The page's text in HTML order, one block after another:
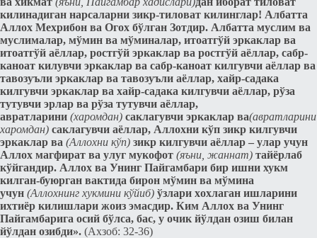
килинадиган нарсаларни зикр-тиловат килинглар! Албатта
Аллох Мeхрибон ва Огох бўлган Зотдир. Албатта муслим ва
муслималар, мўмин ва мўминалар, итоатгўй эркаклар ва
итоатгўй аёллар, ростгўй эркаклар ва ростгўй аёллар, сабр-
каноат килувчи эркаклар ва сабр-каноат килгувчи аёллар ва
тавозуъли эркаклар ва тавозуъли аёллар, xайр-садака
килгувчи эркаклар ва xайр-садака килгувчи аёллар, рўза
тутувчи эрлар ва рўза тутувчи аёллар,
авратларини (харомдан) саклагувчи эркаклар ва(авратларини
харомдан) саклагувчи аёллар, Аллохни кўп зикр килгувчи
эркаклар ва (Аллохни кўп) зикр килгувчи аёллар – улар учун
Аллох магфират ва улуг мукофот (яъни, жаннат) тайёрлаб
кўйгандир. Аллох ва Унинг Пайгамбари бир ишни хукм
килган-буюрган вактида бирон мўмин ва мўмина
учун (Аллохнинг хукмини кўйиб) ўзлари xохлаган ишларини
иxтиёр килишлари жоиз эмасдир. Ким Аллох ва Унинг
Пайгамбарига осий бўлса, бас, у очик йўлдан озиш билан
йўлдан озибди». (Ахзоб: 32-36)